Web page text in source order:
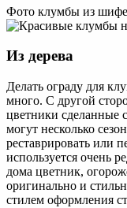
Фото клумбы из
Из дерева
Делать ограду для
много. С другой
цветники сделанные
могут несколько
реставрировать или
используется очень
дома цветник,
оригинально и
стилем оформления